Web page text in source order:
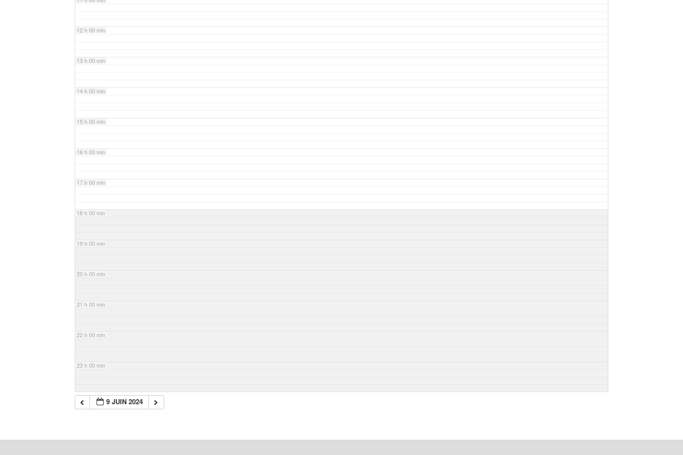
12 h 00 min
13 h 00 min
14 h 00 min
15 h 00 min
16 h 00 min
17 h 00 min
18 h 00 min
19 h 00 min
20 h 00 min
21 h 00 min
22 h 00 min
23 h 00 min
9 JUIN 2024